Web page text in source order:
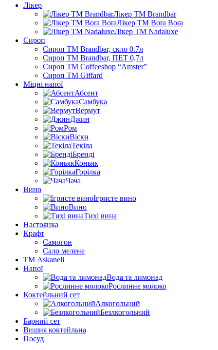
Лікер
Лікер ТМ Brandbar
Лікер ТМ Bora Bora
Лікер ТМ Nadaluxe
Сироп
Сироп TM Brandbar, скло 0.7л
Сироп TM Brandbar, ПЕТ 0,7л
Сироп TM Coffeeshop “Amster”
Сироп TM Giffard
Міцні напої
Абсент
Самбука
Вермут
Джин
Ром
Віски
Текіла
Бренді
Коньяк
Горілка
Чача
Вино
Ігристе вино
Вино
Тихі вина
Настоянка
Крафт
Самогон
Сало мелене
ТМ Askaneli
Напої
Вода та лимонад
Рослинне молоко
Коктейльний сет
Алкогольний
Безлкогольний
Барний сет
Вишня коктейльна
Посуд